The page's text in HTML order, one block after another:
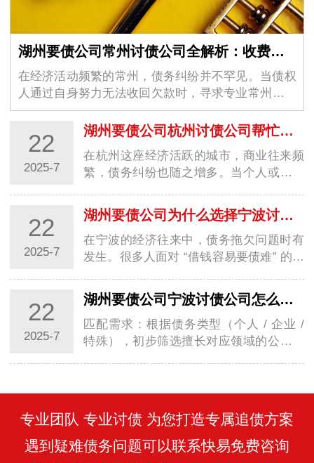
湖州要债公司常州讨债公司全解析：收费、方式、选择与真实案例
在经济活动频繁的常州，债务纠纷并不罕见。当债权
人通过自身努力无法收回欠款时，寻求专业常州讨债
公司的帮助成为一种选择。…
22
2025-7
湖州要债公司杭州讨债公司帮忙要债：专业服务助您高效解决债务难题
在杭州这座经济活跃的城市，商业往来频
繁，债务纠纷也随之增多。当个人或企业
难重重。…
22
2025-7
湖州要债公司为什么选择宁波讨债公司帮忙要债？4 大核心优势解析
在宁波的经济往来中，债务拖欠问题时有
发生。很多人面对 “借钱容易要债难” 的困
公司…
22
2025-7
湖州要债公司宁波讨债公司怎么选择？掌握这几步避开陷阱选对伙伴
匹配需求：根据债务类型（个人 / 企业 /
特殊），初步筛选擅长对应领域的公司；
专业团队 专业讨债 为您打造专属追债方案
遇到疑难债务问题可以联系快易免费咨询